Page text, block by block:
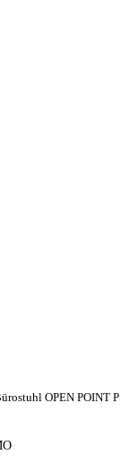
OPEN POINT P